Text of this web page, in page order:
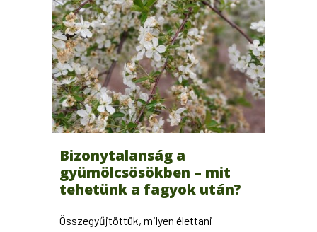
Bizonytalanság a
gyümölcsösökben – mit
tehetünk a fagyok után?
Összegyűjtöttük, milyen élettani